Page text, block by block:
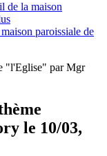
de la maison
paroissiale de
le 10/03,